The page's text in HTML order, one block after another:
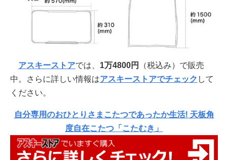
アスキーストアでは、 1万4800円
（税込み）で販売
中。さらに詳しい情報はアスキーストアでチェック して
ください。
自分専用のおひとりさまこたつであったか生活! 天板角
度自在こたつ「こたむき」